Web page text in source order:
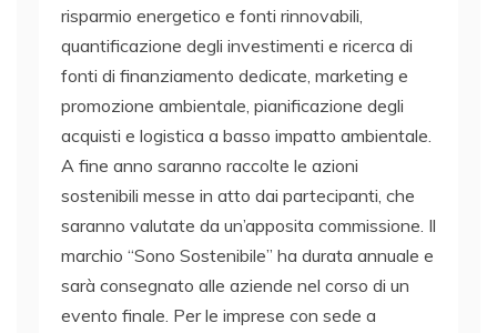
risparmio energetico e fonti rinnovabili,
quantificazione degli investimenti e ricerca di
fonti di finanziamento dedicate, marketing e
promozione ambientale, pianificazione degli
acquisti e logistica a basso impatto ambientale.
A fine anno saranno raccolte le azioni
sostenibili messe in atto dai partecipanti, che
saranno valutate da un’apposita commissione. Il
marchio “Sono Sostenibile” ha durata annuale e
sarà consegnato alle aziende nel corso di un
evento finale. Per le imprese con sede a